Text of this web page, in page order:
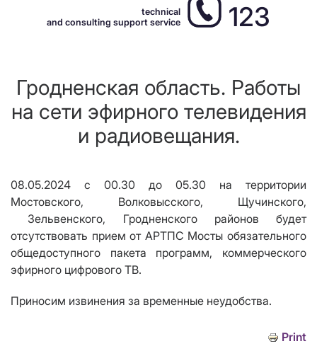
technical
and consulting support service
123
Гродненская область. Работы
на сети эфирного телевидения
и радиовещания.
08.05.2024 с 00.30 до 05.30
на территории
Мостовского, Волковысского, Щучинского,
Зельвенского, Гродненскогорайонов будет
отсутствовать прием от АРТПС Мостыобязательного
общедоступного пакета программ, коммерческого
эфирного цифрового ТВ.
Приносим извинения за временные неудобства.
Print